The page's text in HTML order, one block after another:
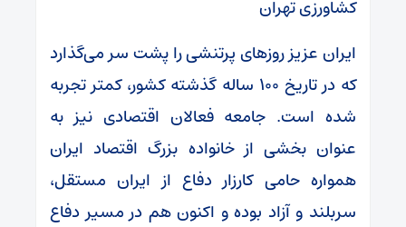
کشاورزی تهران
ایران عزیز روز‌های پرتنشی را پشت سر می‌گذارد
که در تاریخ ۱۰۰ ساله گذشته کشور، کمتر تجربه
شده است. جامعه فعالان اقتصادی نیز به
عنوان بخشی از خانواده بزرگ اقتصاد ایران
همواره حامی کارزار دفاع از ایران مستقل،
سربلند و آزاد بوده و اکنون هم در مسیر دفاع